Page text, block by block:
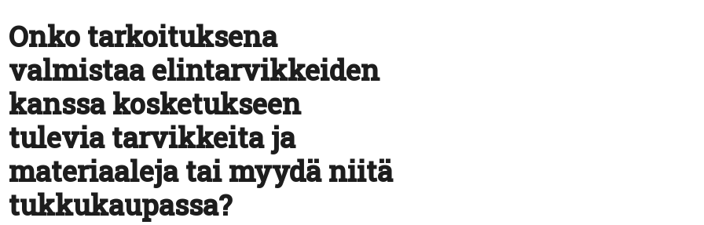
Onko tarkoituksena
valmistaa elintarvikkeiden
kanssa kosketukseen
tulevia tarvikkeita ja
materiaaleja tai myydä niitä
tukkukaupassa?